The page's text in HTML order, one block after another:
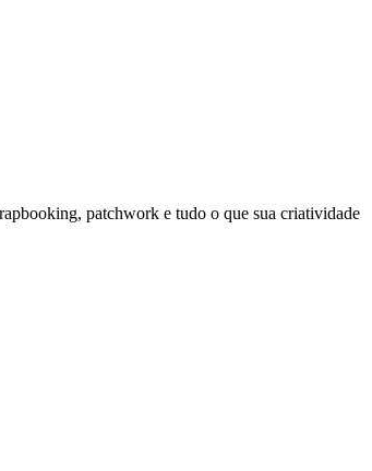
patchwork e tudo o que sua criatividade